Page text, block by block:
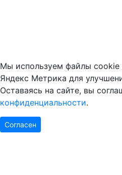
Мы используем файлы cookie
Яндекс Метрика для
Оставаясь на сайте, вы
конфиденциальности.
Согласен